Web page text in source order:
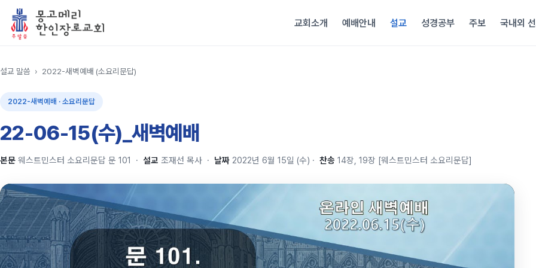
교회소개 예배안내 설교 성경공부 주보 국내외
설교 말씀 › 2022-새벽예배 (소요리문답)
2022-새벽예배 · 소요리문답
22-06-15(수)_새벽예배
본문 웨스트민스터 소요리문답 문 101 · 설교 조재선 목사 · 날짜 2022년 6월 15일 (수) · 찬송 14장, 19장 [웨스트민스터 소요리문답]